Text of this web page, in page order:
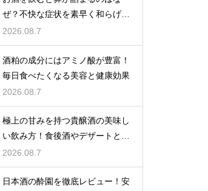
ぜ？不快な症状を素早く和らげる
対処法
2026.08.7
酒粕の成分にはアミノ酸が豊富！
毎日食べたくなる美容と健康効果
2026.08.7
極上の甘みを持つ貴醸酒の美味し
い飲み方！食後酒やデザートと合
わせる
2026.08.7
日本酒の酔園を徹底レビュー！安